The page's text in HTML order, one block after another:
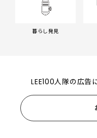
暮らし発見
LEE100人隊の広告